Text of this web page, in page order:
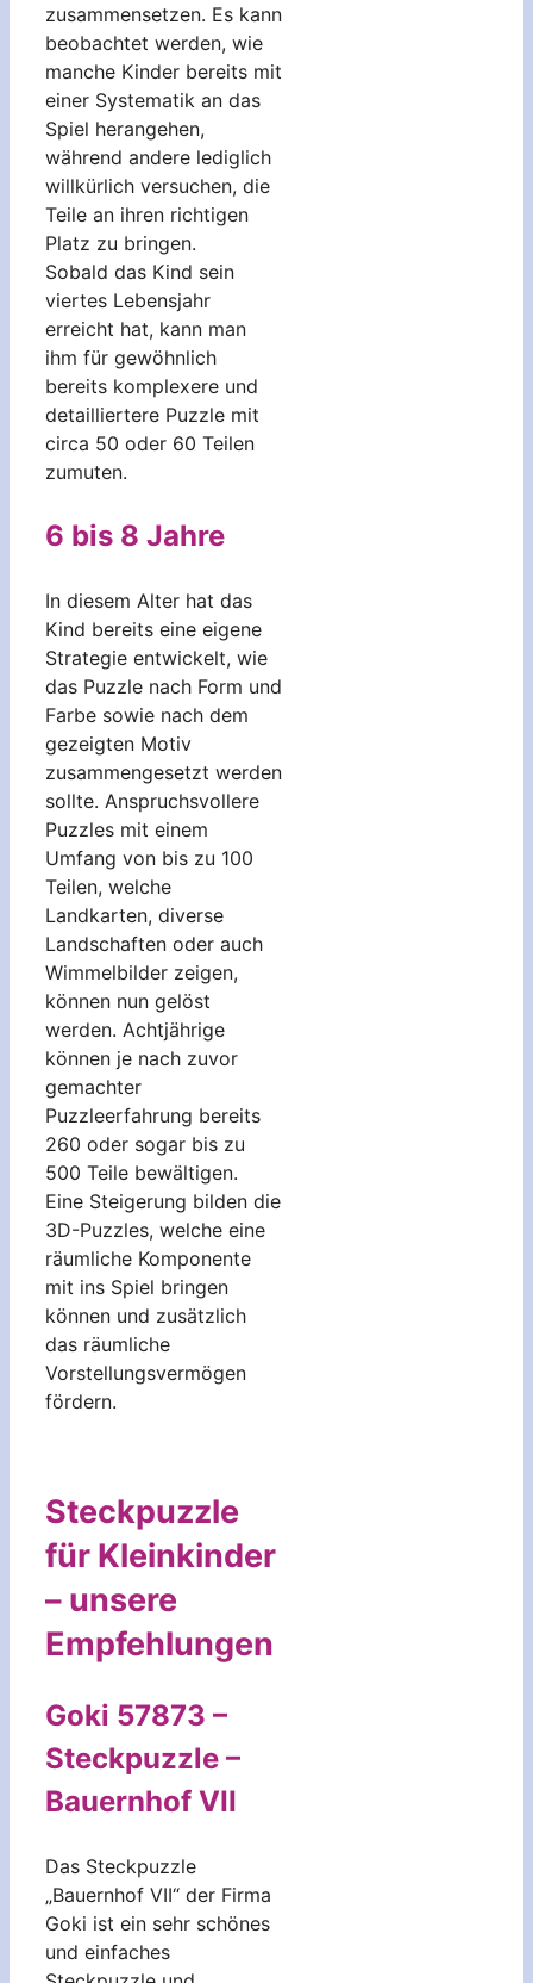
zusammensetzen. Es kann
beobachtet werden, wie
manche Kinder bereits mit
einer Systematik an das
Spiel herangehen,
während andere lediglich
willkürlich versuchen, die
Teile an ihren richtigen
Platz zu bringen.
Sobald das Kind sein
viertes Lebensjahr
erreicht hat, kann man
ihm für gewöhnlich
bereits komplexere und
detailliertere Puzzle mit
circa 50 oder 60 Teilen
zumuten.
6 bis 8 Jahre
In diesem Alter hat das
Kind bereits eine eigene
Strategie entwickelt, wie
das Puzzle nach Form und
Farbe sowie nach dem
gezeigten Motiv
zusammengesetzt werden
sollte. Anspruchsvollere
Puzzles mit einem
Umfang von bis zu 100
Teilen, welche
Landkarten, diverse
Landschaften oder auch
Wimmelbilder zeigen,
können nun gelöst
werden. Achtjährige
können je nach zuvor
gemachter
Puzzleerfahrung bereits
260 oder sogar bis zu
500 Teile bewältigen.
Eine Steigerung bilden die
3D-Puzzles, welche eine
räumliche Komponente
mit ins Spiel bringen
können und zusätzlich
das räumliche
Vorstellungsvermögen
fördern.
Steckpuzzle
für Kleinkinder
– unsere
Empfehlungen
Goki 57873 –
Steckpuzzle –
Bauernhof VII
Das Steckpuzzle
„Bauernhof VII“ der Firma
Goki ist ein sehr schönes
und einfaches